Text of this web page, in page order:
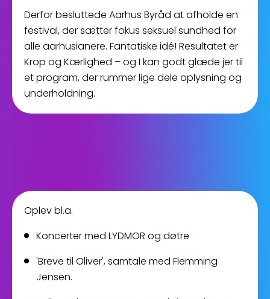
Derfor besluttede Aarhus Byråd at afholde en
festival, der sætter fokus seksuel sundhed for
alle aarhusianere. Fantatiske idé! Resultatet er
Krop og Kærlighed – og I kan godt glæde jer til
et program, der rummer lige dele oplysning og
underholdning.
Oplev bl.a.
Koncerter med LYDMOR og døtre
'Breve til Oliver', samtale med Flemming
Jensen.